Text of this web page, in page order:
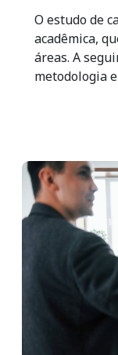
O estudo de
acadêmica,
áreas. A
metodologia